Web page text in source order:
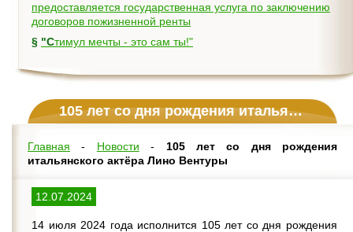
предоставляется государственная услуга по заключению
договоров пожизненной ренты
§
"Стимул мечты - это сам ты!"
105 лет со дня рождения итальянского актёра Лино Вентуры
Главная - Новости - 105 лет со дня рождения
итальянского актёра Лино Вентуры
12.07.2024
14 июля 2024 года исполнится 105 лет со дня рождения